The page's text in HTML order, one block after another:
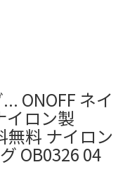
ONOFF ネイ
イロン製
無料 ナイロン
OB0326 04